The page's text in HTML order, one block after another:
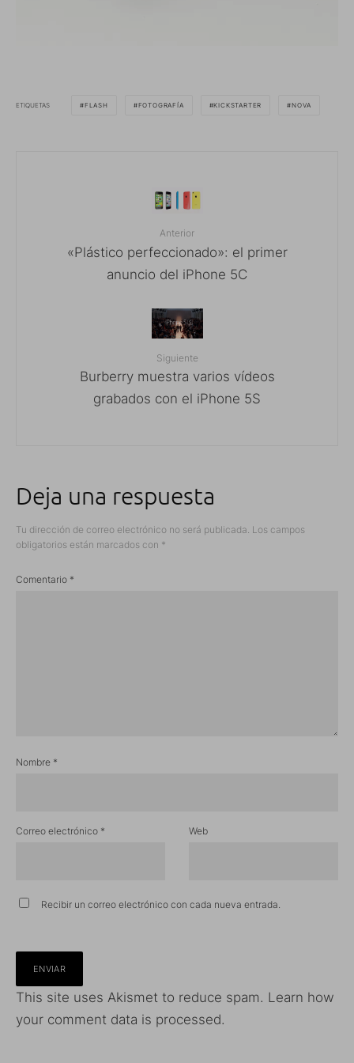
ETIQUETAS FLASH FOTOGRAFÍA KICKSTARTER NOVA
Anterior
«Plástico perfeccionado»: el primer
anuncio del iPhone 5C
Siguiente
Burberry muestra varios vídeos
grabados con el iPhone 5S
Deja una respuesta
Tu dirección de correo electrónico no será publicada. Los campos
obligatorios están marcados con *
Comentario *
Nombre *
Correo electrónico * Web
Recibir un correo electrónico con cada nueva entrada.
This site uses Akismet to reduce spam. Learn how
your comment data is processed.